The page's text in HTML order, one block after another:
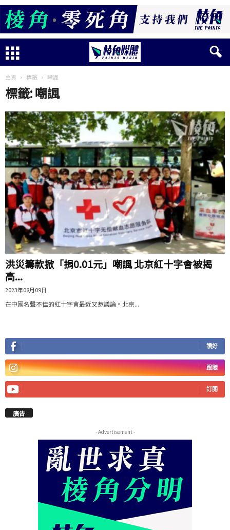
主頁 標籤 嘲諷
標籤: 嘲諷
洪災籌款掀「捐0.01元」嘲諷 北京紅十字會被揭
高...
2023年08月09日
在中國名聲不佳的紅十字會最近又惹議論。北京...
讚好
跟隨
訂閱
廣告
- Advertisement -